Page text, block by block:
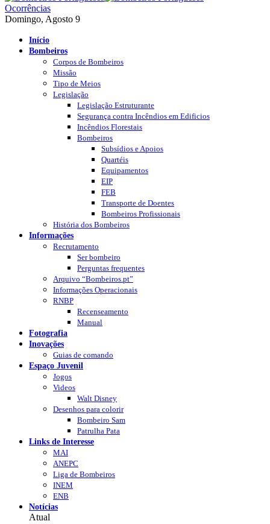
Ocorrências
Domingo, Agosto 9
Início
Bombeiros
Corpos de Bombeiros
Missão
Tipo de Meios
Legislação
Legislação Estruturante
Segurança contra Incêndios em Edificios
Incêndios Florestais
Bombeiros
Subsídios e Apoios
Quartéis
Equipamentos
EIP
FEB
Transporte de Doentes
Bombeiros Profissionais
História dos Bombeiros
Informações
Recrutamento
Ser bombeiro
Perguntas frequentes
Arquivo “Bombeiros.pt”
Informações Operacionais
RNBP
Recenseamento
Manual
Fotografia
Inovações
Guias de comando
Espaço Juvenil
Jogos
Videos
Walt Disney
Desenhos para colorir
Bombeiro Sam
Patrulha Pata
Links de Interesse
MAI
ANEPC
Liga de Bombeiros
INEM
ENB
Notícias
Atual